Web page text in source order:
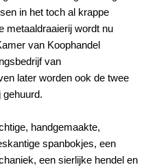
in het toch al krappe
metaaldraaierij wordt nu
van Koophandel
van
later worden ook de twee
gehuurd.
handgemaakte,
spanbokjes, een
een sierlijke hendel en